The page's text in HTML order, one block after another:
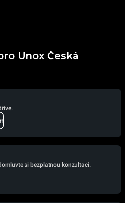
Unox Česká
si bezplatnou konzultaci.